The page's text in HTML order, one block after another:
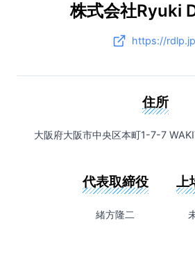
株式会社Ryuki
https://
住所
大阪府大阪市中央区本町1-7-7
代表取締役
緒方隆二
上